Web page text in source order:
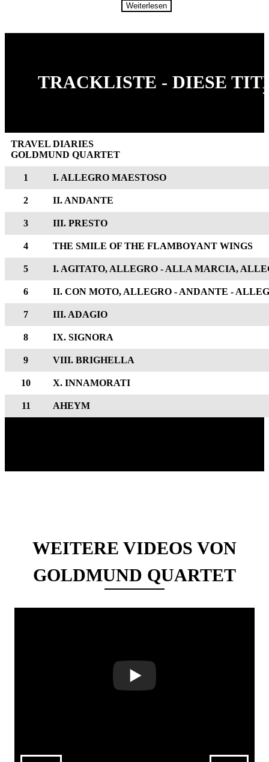
Weiterlesen
TRACKLISTE - DIESE
TRAVEL DIARIES
GOLDMUND QUARTET
1 I. ALLEGRO MAESTOSO
2 II. ANDANTE
3 III. PRESTO
4 THE SMILE OF THE FLAMBOYANT WINGS
5 I. AGITATO, ALLEGRO - ALLA MARCIA,
6 II. CON MOTO, ALLEGRO - ANDANTE -
7 III. ADAGIO
8 IX. SIGNORA
9 VIII. BRIGHELLA
10 X. INNAMORATI
11 AHEYM
WEITERE VIDEOS VON
GOLDMUND QUARTET